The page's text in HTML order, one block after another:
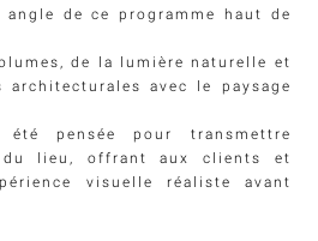
de ce programme haut de
de la lumière naturelle et
architecturales avec le paysage
été pensée pour transmettre
du lieu, offrant aux clients et
visuelle réaliste avant